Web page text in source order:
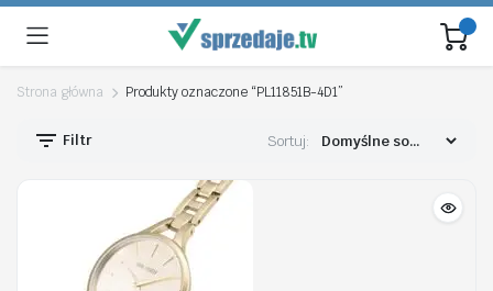
Strona główna Produkty oznaczone “PL11851B-4D1”
Filtr Sortuj: